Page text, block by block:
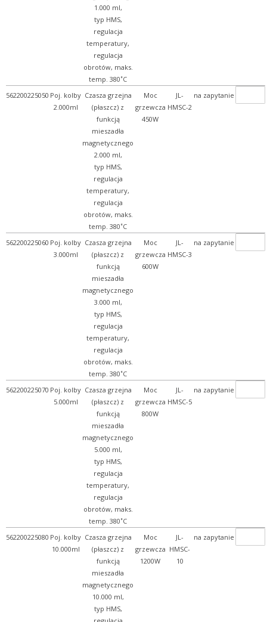
1.000 ml,
typ HMS,
regulacja
temperatury,
regulacja
obrotów, maks.
temp. 380˚C
562200225050 Poj. kolby
2.000ml
Czasza grzejna
(płaszcz) z
funkcją
mieszadła
magnetycznego
2.000 ml,
typ HMS,
regulacja
temperatury,
regulacja
obrotów, maks.
temp. 380˚C
Moc
grzewcza
450W
JL-
HMSC-2
na zapytanie
562200225060 Poj. kolby
3.000ml
Czasza grzejna
(płaszcz) z
funkcją
mieszadła
magnetycznego
3.000 ml,
typ HMS,
regulacja
temperatury,
regulacja
obrotów, maks.
temp. 380˚C
Moc
grzewcza
600W
JL-
HMSC-3
na zapytanie
562200225070 Poj. kolby
5.000ml
Czasza grzejna
(płaszcz) z
funkcją
mieszadła
magnetycznego
5.000 ml,
typ HMS,
regulacja
temperatury,
regulacja
obrotów, maks.
temp. 380˚C
Moc
grzewcza
800W
JL-
HMSC-5
na zapytanie
562200225080 Poj. kolby
10.000ml
Czasza grzejna
(płaszcz) z
funkcją
mieszadła
magnetycznego
10.000 ml,
typ HMS,
Moc
grzewcza
1200W
JL-
HMSC-
10
na zapytanie